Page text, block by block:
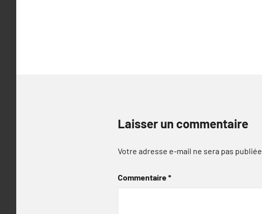
Laisser un commentaire
Votre adresse e-mail ne sera pas publiée.
Commentaire*